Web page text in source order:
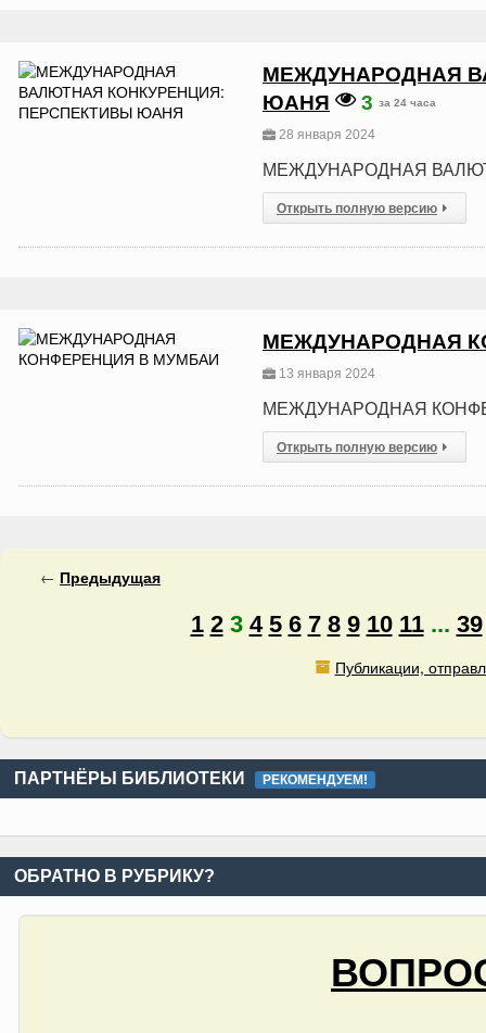
МЕЖДУНАРОДНАЯ
ЮАНЯ
3 за 24 часа
28 января 2024
МЕЖДУНАРОДНАЯ
Открыть полную версию
МЕЖДУНАРОДНАЯ
13 января 2024
МЕЖДУНАРОДНАЯ
Открыть полную версию
← Предыдущая
1 2 3 4 5 6 7 8 9 10 11... 39
Публикации,
ПАРТНЁРЫ БИБЛИОТЕКИ РЕКОМЕНДУЕМ!
ОБРАТНО В РУБРИКУ?